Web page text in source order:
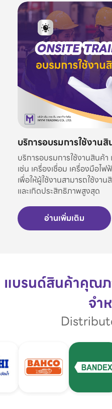
บริการอบรมการใช้งาน
บริการอบรมการใช้งานสินค้
เช่น เครื่องเชื่อม เครื่องมือไ
เพื่อให้ผู้ใช้งานสามารถใช้ง
และเกิดประสิทธิภาพสูงสุด
อ่านเพิ่มเติม
แบรนด์สินค้าคุณภ
จำ